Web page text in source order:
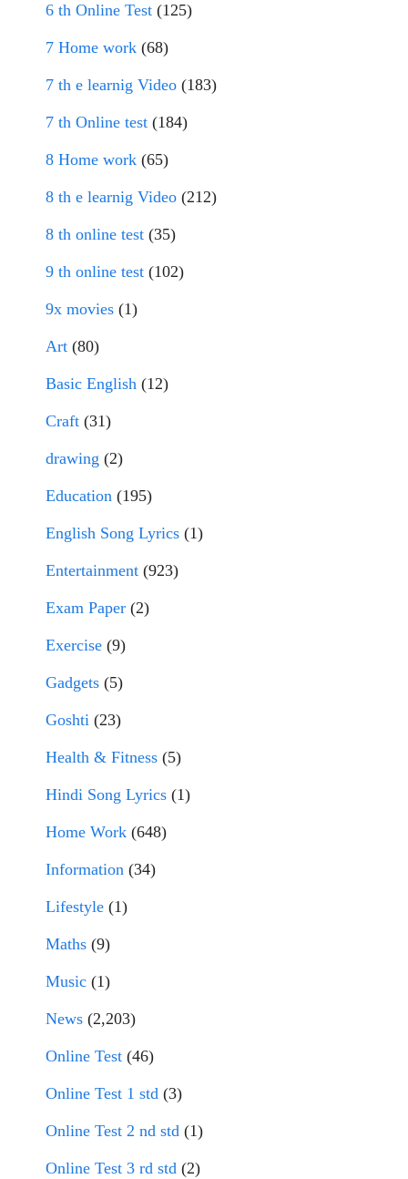
6 th Online Test (125)
7 Home work (68)
7 th e learnig Video (183)
7 th Online test (184)
8 Home work (65)
8 th e learnig Video (212)
8 th online test (35)
9 th online test (102)
9x movies (1)
Art (80)
Basic English (12)
Craft (31)
drawing (2)
Education (195)
English Song Lyrics (1)
Entertainment (923)
Exam Paper (2)
Exercise (9)
Gadgets (5)
Goshti (23)
Health & Fitness (5)
Hindi Song Lyrics (1)
Home Work (648)
Information (34)
Lifestyle (1)
Maths (9)
Music (1)
News (2,203)
Online Test (46)
Online Test 1 std (3)
Online Test 2 nd std (1)
Online Test 3 rd std (2)